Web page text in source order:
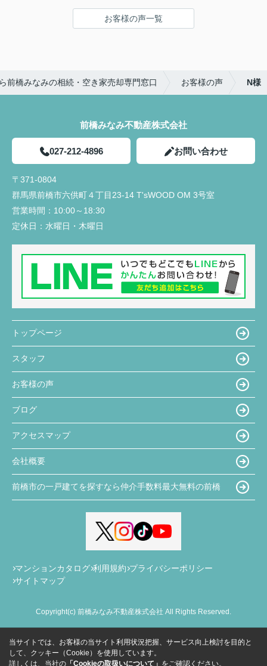
などを気楽に聞くことや報告ができました。
疑問点に対する返信が遅いことがなく、緊急性のあ
とめたものを何度も更新し作っていただきました。
購入までの流れが想像でき、さまざまな複雑な手続
住宅販売店が関わる疑問点に対しても、みなみ不動
産さんから連絡や確認していただきました。さらに
私達にわかりやすく説明していただき、手間のかか
ることを進んでしていただきありがたかったです。
ていただき、私達では気がつかなった不備の点を見
つけていただき丁寧さと親身になって対応していた
だいていると感じました。
で見学予約したのが始まりでした。真夏の暑い中で
も毎回「自由にゆっくり見てください！」と長い時
〇感じたこと、良かった点、もっとこうして欲しか
ったことなど
大きな買い物になるので気になったことがあるとな
返信は早く、確認しないと分からないこともすぐに
ても良かったと思います。
夫婦共々とても信頼しております★
お客様の声一覧
前橋みなみの相続・空き家売却専門窓口 お客様の声 N様
前橋みなみ不動産株式会社
027-212-4896 お問い合わせ
〒371-0804
群馬県前橋市六供町４丁目23‐14 T'sWOOD OM 3号室
営業時間： 10:00～18:30
定休日： 水曜日・木曜日
トップページ
スタッフ
お客様の声
ブログ
アクセスマップ
会社概要
前橋市の一戸建てを探すなら仲介手数料最大無料の前橋
マンションカタログ 利用規約 プライバシーポリシー
サイトマップ
Copyright(c) 前橋みなみ不動産株式会社 All Rights Reserved.
当サイトでは、お客様の当サイト利用状況把握、サービス向上検討を目的と
して、クッキー（Cookie）を使用しています。
詳しくは、当社の 「Cookieの取扱いについて」 をご確認ください。